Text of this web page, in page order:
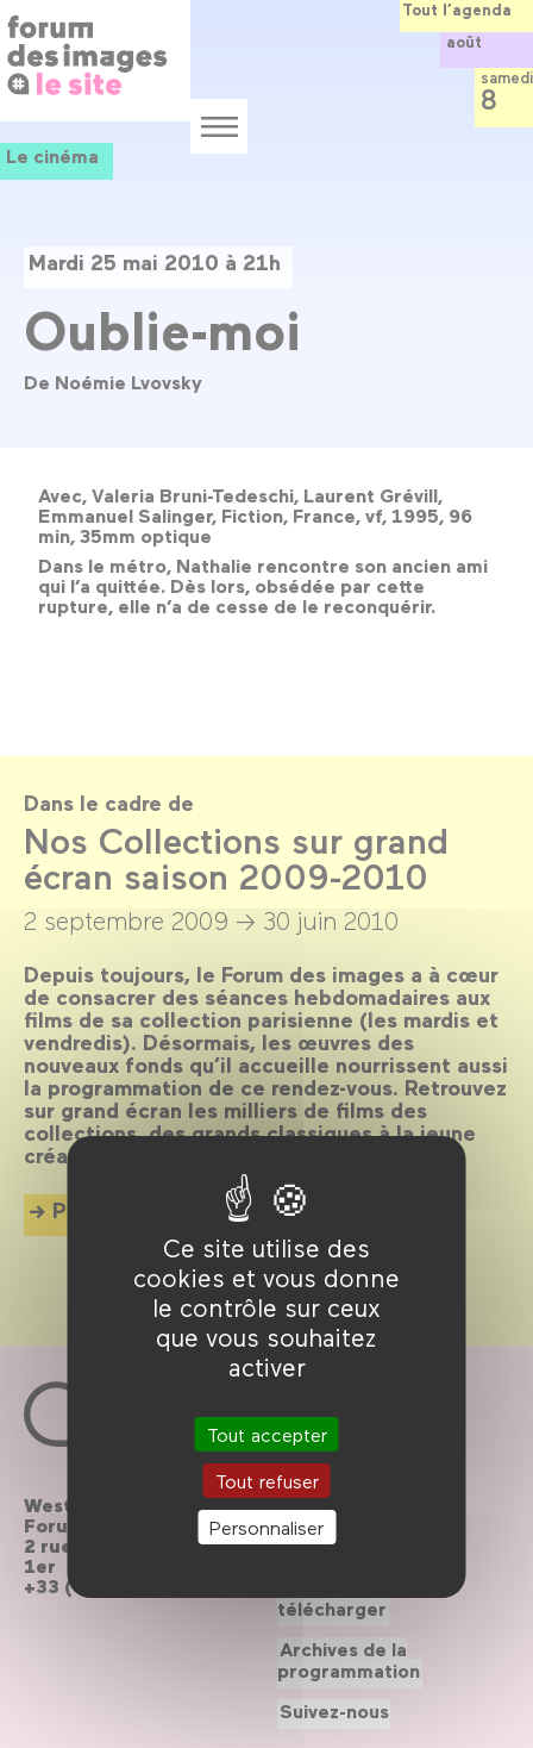
Ce site utilise des
cookies et vous donne
le contrôle sur ceux
que vous souhaitez
activer
Tout accepter
Tout refuser
Personnaliser
au
contenu
principal
Menu
Le cinéma
Mardi 25 mai 2010 à 21h
Oublie-moi
De Noémie Lvovsky
Avec, Valeria Bruni-Tedeschi, Laurent Grévill,
Emmanuel Salinger, Fiction, France, vf, 1995, 96
min, 35mm optique
Dans le métro, Nathalie rencontre son ancien ami
qui l’a quittée. Dès lors, obsédée par cette
rupture, elle n’a de cesse de le reconquérir.
Dans le cadre de
Nos Collections sur grand
écran saison 2009-2010
2 septembre 2009 → 30 juin 2010
Depuis toujours, le Forum des images a à cœur
de consacrer des séances hebdomadaires aux
films de sa collection parisienne (les mardis et
vendredis). Désormais, les œuvres des
nouveaux fonds qu’il accueille nourrissent aussi
la programmation de ce rendez-vous. Retrouvez
sur grand écran les milliers de films des
collections, des grands classiques à la jeune
création.
Plus d'info
Tout l’agenda
août
samedi
8
Westfield
Forum des Halles
2 rue du cinéma, Paris
1er
+33 (0)1 44 76 63 00
Contactez-nous
Le Forum recrute
télécharger
Archives de la
programmation
Suivez-nous